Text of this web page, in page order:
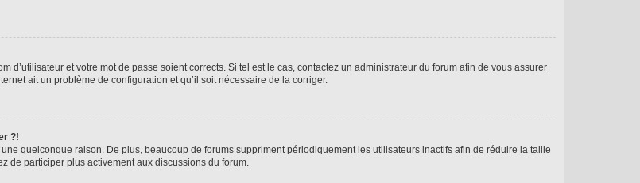
d’utilisateur et votre mot de passe soient corrects. Si tel est le cas, contactez un administrateur du forum afin de vous assurer
ait un problème de configuration et qu’il soit nécessaire de la corriger.
?!
quelconque raison. De plus, beaucoup de forums suppriment périodiquement les utilisateurs inactifs afin de réduire la taille
de participer plus activement aux discussions du forum.